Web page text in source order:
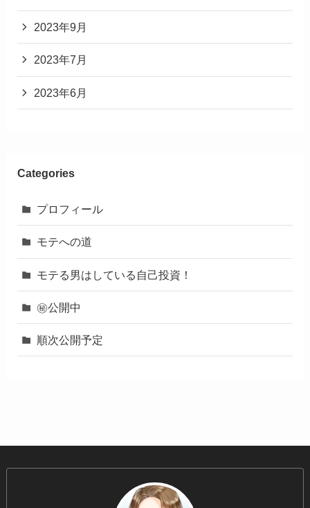
2023年9月
2023年7月
2023年6月
Categories
プロフィール
モテへの道
モテる男はしている自己投資！
㊙︎公開中
順次公開予定